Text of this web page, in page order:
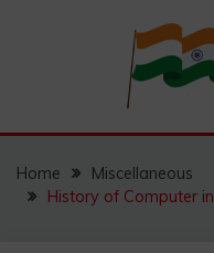
HIND
Status, Hindi
Home
Miscellaneous
History of Computer in